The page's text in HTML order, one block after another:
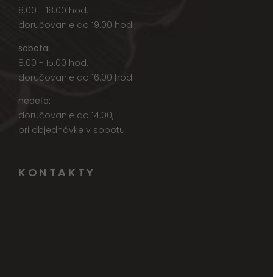
8.00 - 18.00 hod.
doručovanie do 19.00 hod.
sobota:
8.00 - 15.00 hod.
doručovanie do 16.00 hod
nedeľa:
doručovanie do 14.00,
pri objednávke v sobotu
KONTAKTY